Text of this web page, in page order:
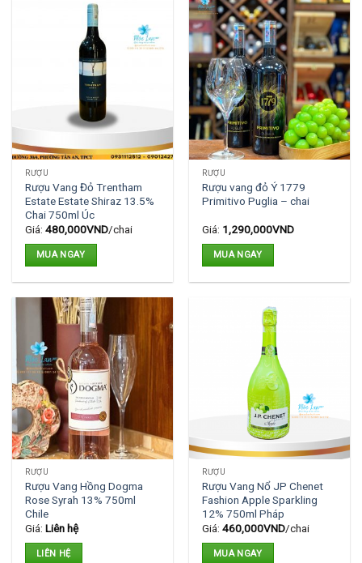
RƯỢU
Rượu Vang Đỏ Trentham
Estate Estate Shiraz 13.5%
Chai 750ml Úc
Giá: 480,000VND/chai
MUA NGAY
RƯỢU
Rượu vang đỏ Ý 1779
Primitivo Puglia – chai
Giá: 1,290,000VND
MUA NGAY
RƯỢU
Rượu Vang Hồng Dogma
Rose Syrah 13% 750ml
Chile
Giá: Liên hệ
LIÊN HỆ
RƯỢU
Rượu Vang Nổ JP Chenet
Fashion Apple Sparkling
12% 750ml Pháp
Giá: 460,000VND/chai
MUA NGAY